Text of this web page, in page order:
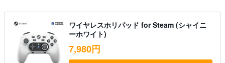
ワイヤレスホリパッド for Steam (シャイニ
ーホワイト)
7,980円